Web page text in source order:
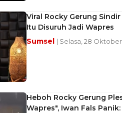
Viral Rocky Gerung
Itu Disuruh Jadi Wapres
Sumsel | Selasa, 28 Oktober
Heboh Rocky Gerung
Wapres", Iwan Fals Panik: